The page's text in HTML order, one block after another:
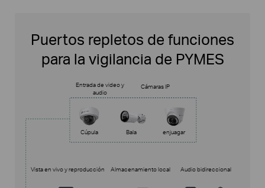
Puertos repletos de funciones
para la vigilancia de PYMES
Cámaras IP
enjuagar
Bala
Cúpula
Entrada de video y
audio
Vista en vivo y reproducción Almacenamiento local Audio bidireccional